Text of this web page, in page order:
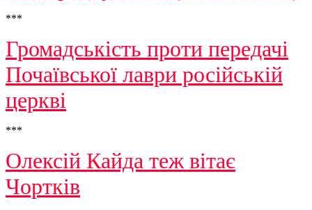
***
Громадськість проти передачі
Почаївської лаври російській
церкві
***
Олексій Кайда теж вітає
Чортків